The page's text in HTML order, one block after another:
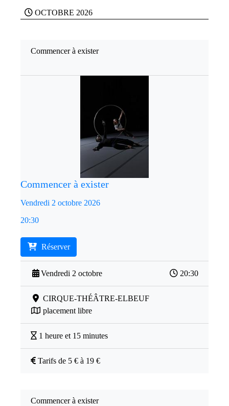
OCTOBRE 2026
Commencer à exister
Commencer à exister
Vendredi 2 octobre 2026
20:30
Réserver
Vendredi 2 octobre 20:30
CIRQUE-THÉÂTRE-ELBEUF
placement libre
1 heure et 15 minutes
Tarifs de 5 € à 19 €
Commencer à exister